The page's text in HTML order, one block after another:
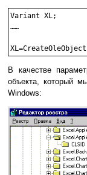
Variant XL;
……
В качестве
объекта, который
Windows: